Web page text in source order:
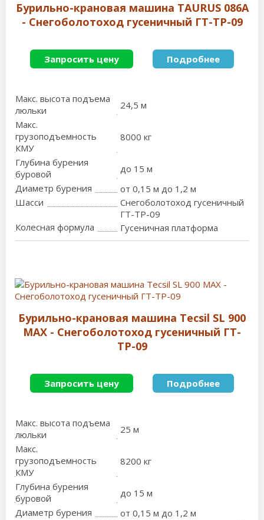
Бурильно-крановая машина TAURUS 086A
- Снегоболотоход гусеничный ГТ-ТР-09
Запросить цену Подробнее
Макс. высота подъема
люльки
24,5 м
Макс.
грузоподъемность
КМУ
8000 кг
Глубина бурения
буровой
до 15 м
Диаметр бурения
от 0,15 м до 1,2 м
Шасси
Снегоболотоход гусеничный
ГТ-ТР-09
Колесная формула
Гусеничная платформа
Бурильно-крановая машина Tecsil SL 900
MAX - Снегоболотоход гусеничный ГТ-
ТР-09
Запросить цену Подробнее
Макс. высота подъема
люльки
25 м
Макс.
грузоподъемность
КМУ
8200 кг
Глубина бурения
буровой
до 15 м
Диаметр бурения
от 0,15 м до 1,2 м